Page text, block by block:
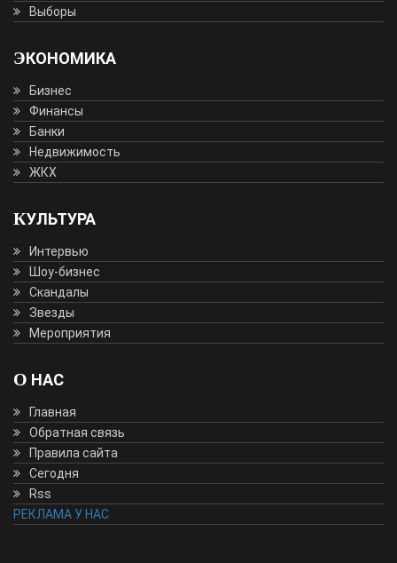
Выборы
ЭКОНОМИКА
Бизнес
Финансы
Банки
Недвижимость
ЖКХ
КУЛЬТУРА
Интервью
Шоу-бизнес
Скандалы
Звезды
Мероприятия
О НАС
Главная
Обратная связь
Правила сайта
Сегодня
Rss
РЕКЛАМА У НАС